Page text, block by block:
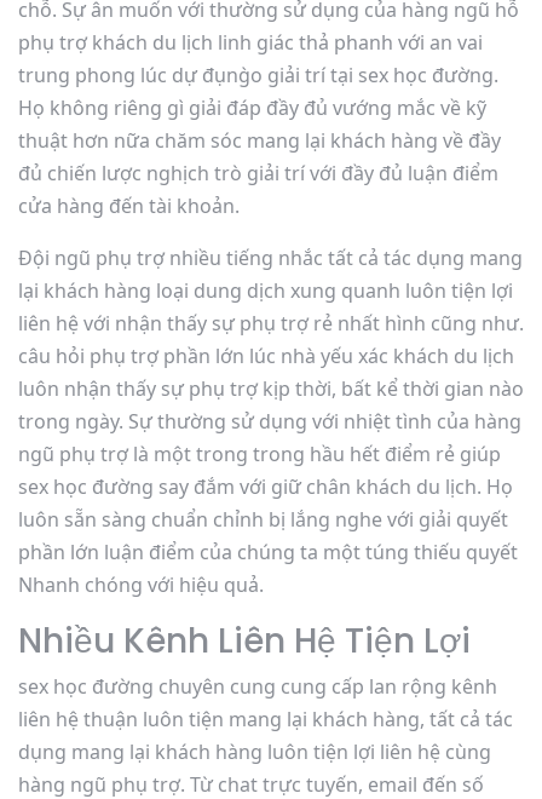
chỗ. Sự ân muốn với thường sử dụng của hàng ngũ hỗ
phụ trợ khách du lịch linh giác thả phanh với an vai
trung phong lúc dự đụng̀o giải trí tại sex học đường.
Họ không riêng gì giải đáp đầy đủ vướng mắc về kỹ
thuật hơn nữa chăm sóc mang lại khách hàng về đầy
đủ chiến lược nghịch trò giải trí với đầy đủ luận điểm
cửa hàng đến tài khoản.
Đội ngũ phụ trợ nhiều tiếng nhắc tất cả tác dụng mang
lại khách hàng loại dung dịch xung quanh luôn tiện lợi
liên hệ với nhận thấy sự phụ trợ rẻ nhất hình cũng như.
câu hỏi phụ trợ phần lớn lúc nhà yếu xác khách du lịch
luôn nhận thấy sự phụ trợ kịp thời, bất kể thời gian nào
trong ngày. Sự thường sử dụng với nhiệt tình của hàng
ngũ phụ trợ là một trong trong hầu hết điểm rẻ giúp
sex học đường say đắm với giữ chân khách du lịch. Họ
luôn sẵn sàng chuẩn chỉnh bị lắng nghe với giải quyết
phần lớn luận điểm của chúng ta một túng thiếu quyết
Nhanh chóng với hiệu quả.
Nhiều Kênh Liên Hệ Tiện Lợi
sex học đường chuyên cung cung cấp lan rộng kênh
liên hệ thuận luôn tiện mang lại khách hàng, tất cả tác
dụng mang lại khách hàng luôn tiện lợi liên hệ cùng
hàng ngũ phụ trợ. Từ chat trực tuyến, email đến số